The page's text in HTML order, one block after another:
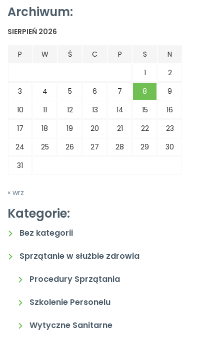
Archiwum:
SIERPIEŃ 2026
P W Ś C P S
N
1
2
3
4 5 6 7 8
9
10
11 12 13 14 15
16
17
18 19 20 21 22
23
24
25 26 27 28 29
30
31
« wrz
Kategorie:
Bez kategorii
Sprzątanie w służbie zdrowia
Procedury Sprzątania
Szkolenie Personelu
Wytyczne Sanitarne